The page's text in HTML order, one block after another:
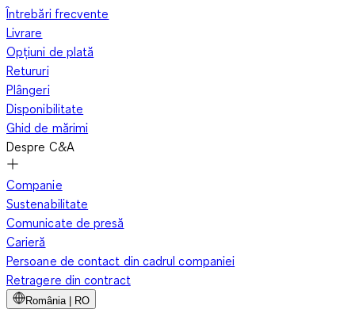
Întrebări frecvente
Livrare
Opțiuni de plată
Retururi
Plângeri
Disponibilitate
Ghid de mărimi
Despre C&A
Companie
Sustenabilitate
Comunicate de presă
Carieră
Persoane de contact din cadrul companiei
Retragere din contract
România | RO